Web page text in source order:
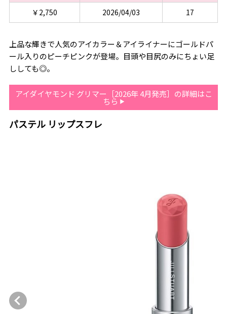
￥2,750
2026/04/03 17
上品な輝きで人気のアイカラー＆アイライナーにゴールドパ
ール入りのピーチピンクが登場。目頭や目尻のみにちょい足
ししても◎。
アイダイヤモンド グリマー［2026年 4月発売］の詳細はこ
ちら
パステル リップスフレ